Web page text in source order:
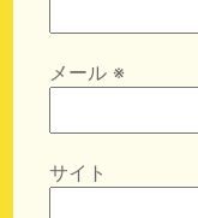
メール ※
サイト